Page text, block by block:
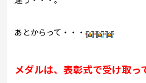
あとからって・・・
メダルは、表彰式で受け取っ